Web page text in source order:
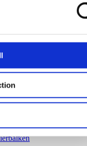
Klinge
Rolle und Messer